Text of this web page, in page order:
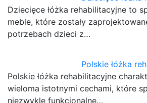
Dziecięce łóżka rehabilitacyjne to
meble, które zostały
potrzebach dzieci z…
Polskie łóżka
Polskie łóżka rehabilitacyjne
wieloma istotnymi cechami, które
niezwykle funkcjonalne…